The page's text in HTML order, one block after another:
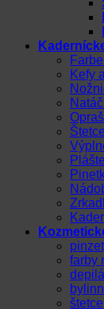
Kefy
farby